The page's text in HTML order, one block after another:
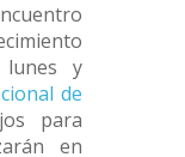
lunes y
de
para
en